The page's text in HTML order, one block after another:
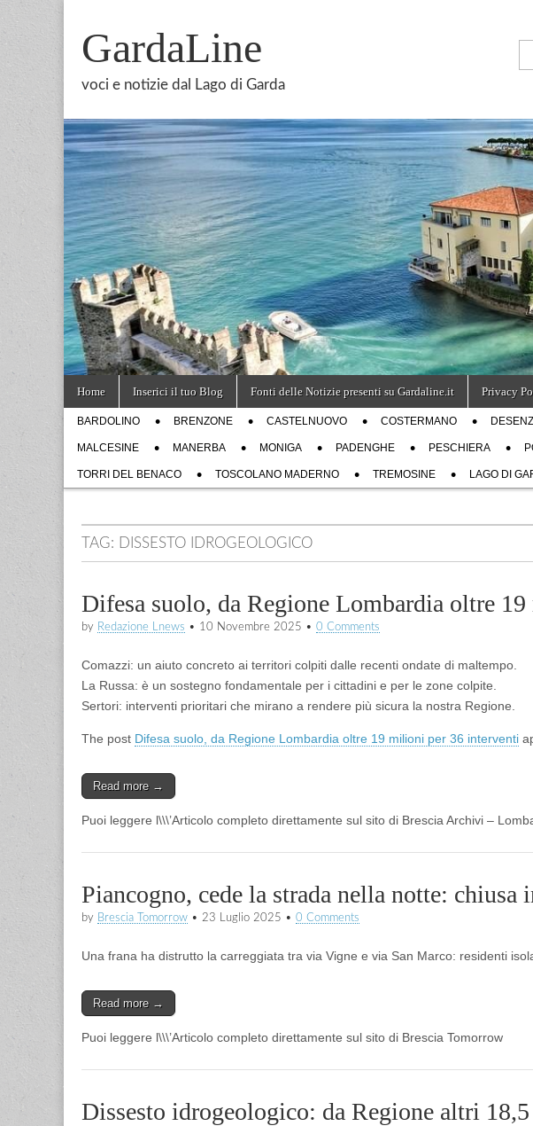
GardaLine
voci e notizie dal Lago di Garda
Main
menu
content
Home Inserici il tuo Blog Fonti delle Notizie presenti su Gardaline.it Privacy
SubBARDOLINO BRENZONE CASTELNUOVO COSTERMANO
MALCESINE MANERBA MONIGA PADENGHE PESCHIERA
TORRI DEL BENACO TOSCOLANO MADERNO TREMOSINE LAGO DI
TAG: DISSESTO IDROGEOLOGICO
Difesa suolo, da Regione Lombardia oltre
by Redazione Lnews • 10 Novembre 2025 • 0 Comments
Comazzi: un aiuto concreto ai territori colpiti dalle recenti ondate di maltempo.
La Russa: è un sostegno fondamentale per i cittadini e per le zone colpite.
Sertori: interventi prioritari che mirano a rendere più sicura la nostra Regione.
The post Difesa suolo, da Regione Lombardia oltre 19 milioni per 36 interventi
Read more →
Puoi leggere l\\\’Articolo completo direttamente sul sito di Brescia Archivi –
Piancogno, cede la strada nella notte: chiusa
by Brescia Tomorrow • 23 Luglio 2025 • 0 Comments
Una frana ha distrutto la carreggiata tra via Vigne e via San Marco: residenti
Read more →
Puoi leggere l\\\’Articolo completo direttamente sul sito di Brescia Tomorrow
Dissesto idrogeologico: da Regione altri